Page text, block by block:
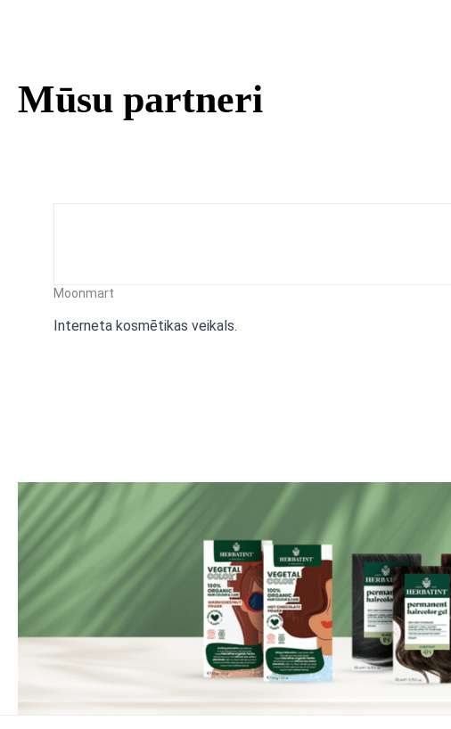
Mūsu partneri
Moonmart
Interneta kosmētikas veikals.